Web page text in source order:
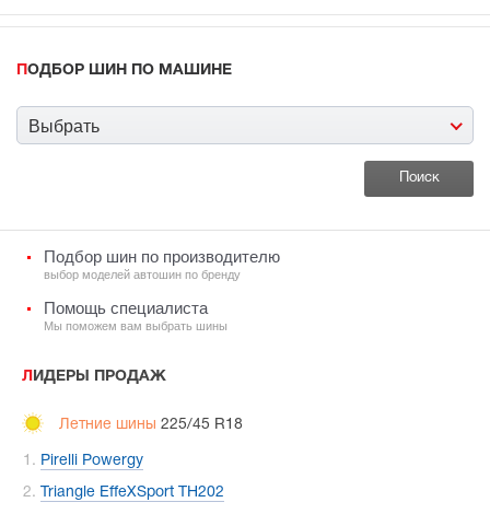
ПОДБОР ШИН ПО МАШИНЕ
Выбрать
Подбор шин по производителю
выбор моделей автошин по бренду
Помощь специалиста
Мы поможем вам выбрать шины
ЛИДЕРЫ ПРОДАЖ
Летние шины 225/45 R18
Pirelli Powergy
Triangle EffeXSport TH202